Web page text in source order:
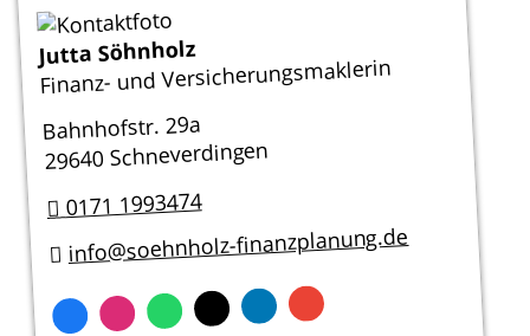
Jutta Söhnholz
Finanz- und Versicherungsmaklerin
Bahnhofstr. 29a
29640 Schneverdingen
0171 1993474
info@soehnholz-finanzplanung.de